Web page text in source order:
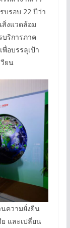
บรอบ 22 ปีว่า
งแวดล้อม
บริการภาค
อบรรลุเป้า
ยน
ความยั่งยืน
และเปลี่ยน